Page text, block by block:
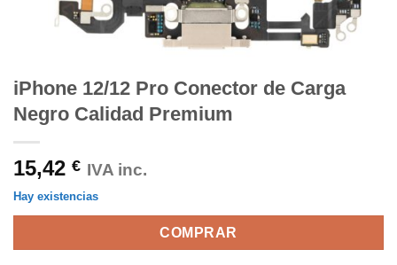
iPhone 12/12 Pro Conector de Carga
Negro Calidad Premium
15,42 € IVA inc.
Hay existencias
COMPRAR